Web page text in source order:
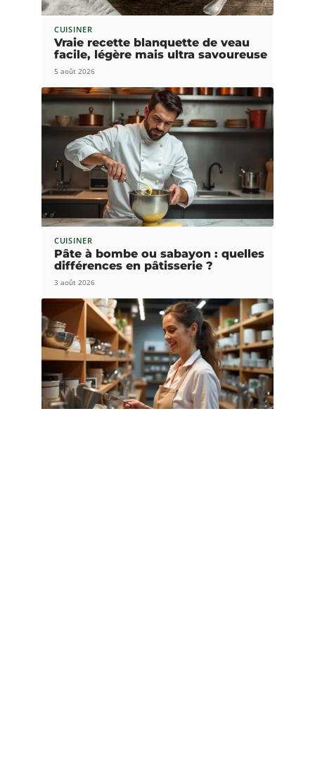
CUISINER
Vraie recette blanquette de veau
facile, légère mais ultra savoureuse
5 août 2026
CUISINER
Pâte à bombe ou sabayon : quelles
différences en pâtisserie ?
3 août 2026